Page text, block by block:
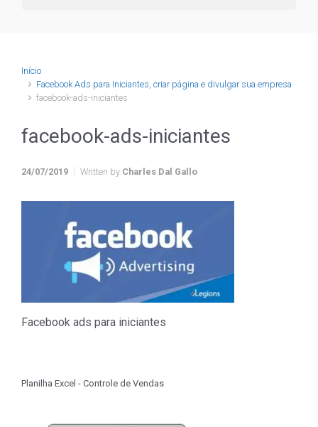
Início
Facebook Ads para Iniciantes, criar página e divulgar sua empresa
facebook-ads-iniciantes
facebook-ads-iniciantes
24/07/2019 Written by Charles Dal Gallo
Facebook ads para iniciantes
Planilha Excel - Controle de Vendas